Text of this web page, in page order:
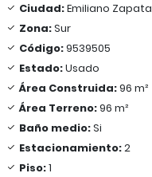
Ciudad:Emiliano Zapata
Zona:Sur
Código:9539505
Estado:Usado
Área Construida:96 m²
Área Terreno:96 m²
Baño medio:Si
Estacionamiento:2
Piso:1